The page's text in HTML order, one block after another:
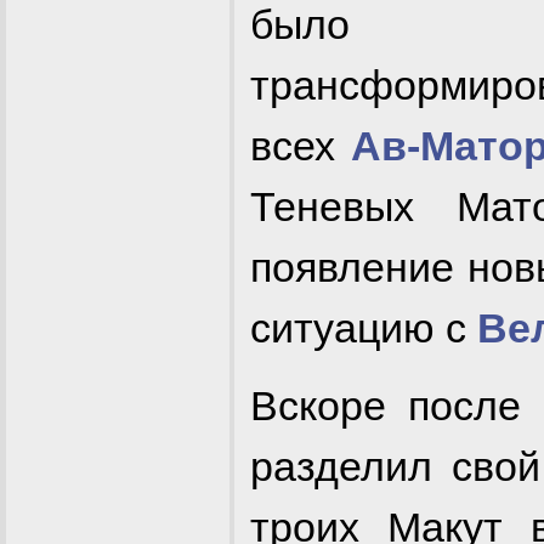
было
всех Ав-
Теневых
появление
ситуацию с
Вскоре
разделил
троих Макут